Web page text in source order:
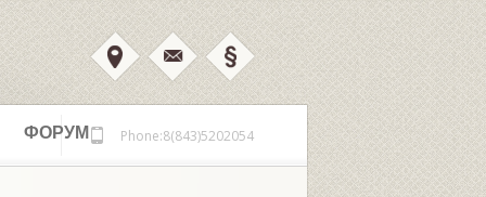
ФОРУМ Phone:8(843)5202054